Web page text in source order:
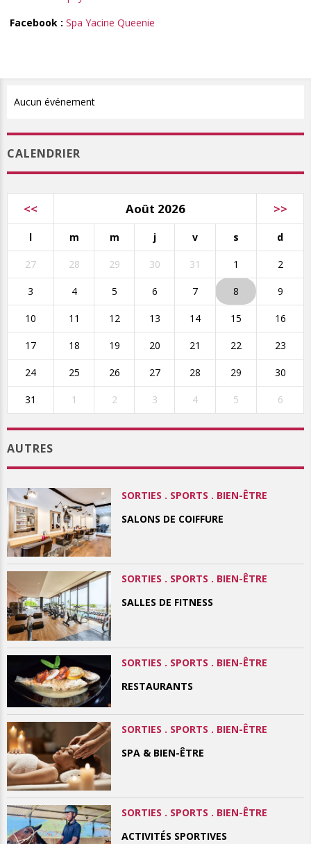
Facebook : Spa Yacine Queenie
Aucun événement
CALENDRIER
<< Août 2026 >>
l m m j v s d
27 28 29 30 31 1 2
3 4 5 6 7 8 9
10 11 12 13 14 15 16
17 18 19 20 21 22 23
24 25 26 27 28 29 30
31 1 2 3 4 5 6
AUTRES
SORTIES . SPORTS . BIEN-ÊTRE
SALONS DE COIFFURE
SORTIES . SPORTS . BIEN-ÊTRE
SALLES DE FITNESS
SORTIES . SPORTS . BIEN-ÊTRE
RESTAURANTS
SORTIES . SPORTS . BIEN-ÊTRE
SPA & BIEN-ÊTRE
SORTIES . SPORTS . BIEN-ÊTRE
ACTIVITÉS SPORTIVES